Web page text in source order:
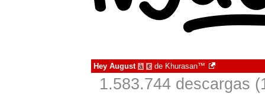
Hey August à € de Khurasan™
1.583.744 descargas